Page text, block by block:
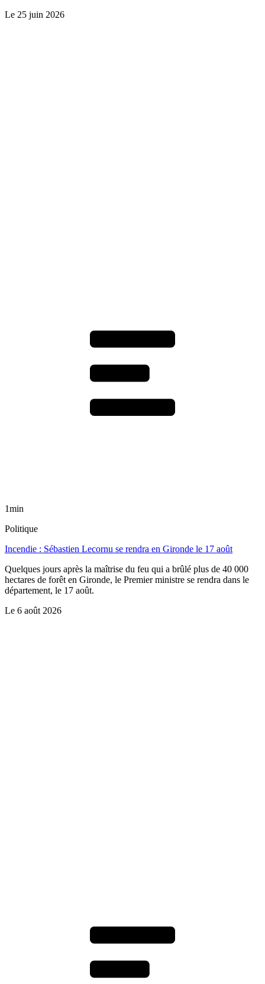
Le 25 juin 2026
1min
Politique
Incendie : Sébastien Lecornu se rendra en Gironde le 17 août
Quelques jours après la maîtrise du feu qui a brûlé plus de 40 000
hectares de forêt en Gironde, le Premier ministre se rendra dans le
département, le 17 août.
Le 6 août 2026